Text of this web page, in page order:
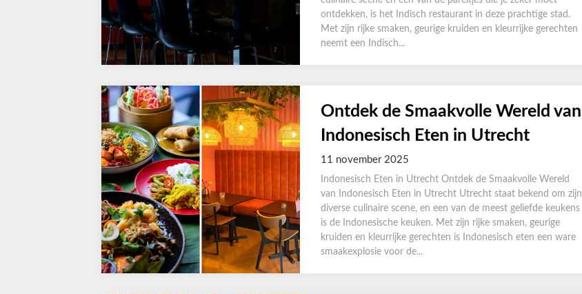
ontdekken, is het Indisch restaurant in deze prachtige stad.
Met zijn rijke smaken, geurige kruiden en kleurrijke gerechten
neemt een Indisch...
Ontdek de Smaakvolle Wereld van
Indonesisch Eten in Utrecht
11 november 2025
Indonesisch Eten in Utrecht Ontdek de Smaakvolle Wereld
van Indonesisch Eten in Utrecht Utrecht staat bekend om zijn
diverse culinaire scene, en een van de meest geliefde keukens
is de Indonesische keuken. Met zijn rijke smaken, geurige
kruiden en kleurrijke gerechten is Indonesisch eten een ware
smaakexplosie voor de...